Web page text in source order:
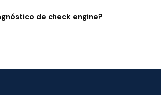
de check engine?